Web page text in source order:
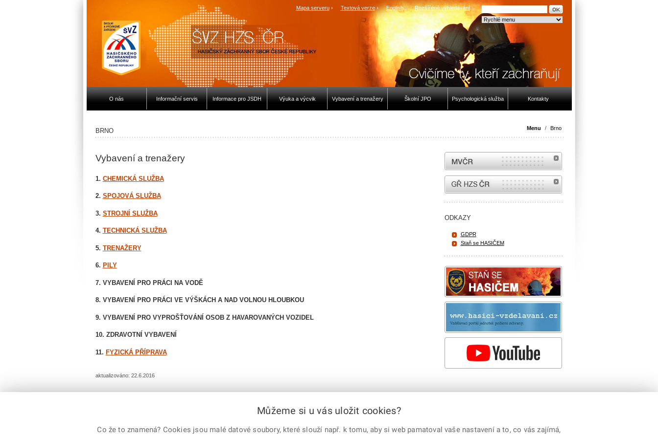
Mapa serveru Textová verze English Rozšířené vyhledávání
O nás Informační servis Informace pro JSDH Výuka a výcvik Vybavení a trenažery Školní JPO Psychologická služba Kontakty
Menu / Brno
BRNO
Vybavení a trenažery
1. CHEMICKÁ SLUŽBA
2. SPOJOVÁ SLUŽBA
3. STROJNÍ SLUŽBA
4. TECHNICKÁ SLUŽBA
5. TRENAŽERY
6. PILY
7. VYBAVENÍ PRO PRÁCI NA VODĚ
8. VYBAVENÍ PRO PRÁCI VE VÝŠKÁCH A NAD VOLNOU HLOUBKOU
9. VYBAVENÍ PRO VYPROŠŤOVÁNÍ OSOB Z HAVAROVANÝCH VOZIDEL
10. ZDRAVOTNÍ VYBAVENÍ
11. FYZICKÁ PŘÍPRAVA
aktualizováno: 22.6.2016
Corp.
MVČR
internetové stránky Hasiči ČR
ODKAZY
GDPR
Staň se HASIČEM
Můžeme si u vás uložit cookies?
Co že to znamená? Cookies jsou malé datové soubory, které slouží např. k tomu, aby si web pamatoval vaše nastavení a to, co vás zajímá,